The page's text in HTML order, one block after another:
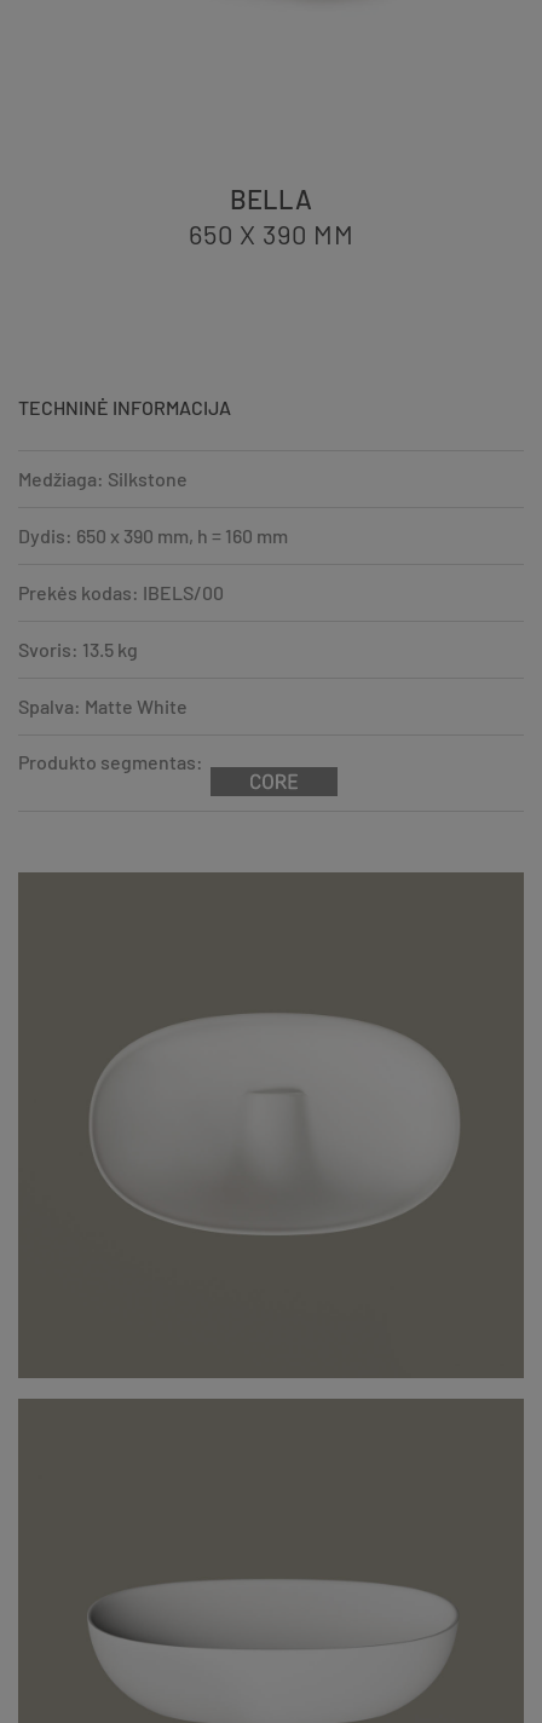
BELLA
650 X 390 MM
TECHNINĖ INFORMACIJA
Medžiaga: Silkstone
Dydis: 650 x 390 mm, h = 160 mm
Prekės kodas: IBELS/00
Svoris: 13.5 kg
Spalva: Matte White
Produkto segmentas: